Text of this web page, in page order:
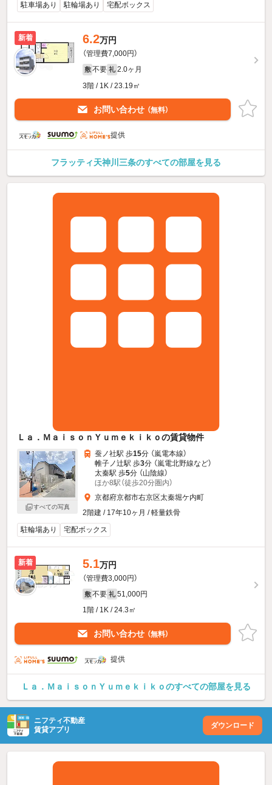
駐車場あり 駐輪場あり 宅配ボックス
新着 6.2万円
（管理費7,000円）
敷 不要 礼 2.0ヶ月
3階 / 1K / 23.19㎡
お問い合わせ （無料）
提供
フラッティ天神川三条のすべての部屋を見る
Ｌａ．ＭａｉｓｏｎＹｕｍｅｋｉｋｏの賃貸物件
すべての写真
蚕ノ社駅 歩15分 （嵐電本線）
帷子ノ辻駅 歩3分 （嵐電北野線など）
太秦駅 歩5分 （山陰線）
ほか8駅（徒歩20分圏内）
京都府京都市右京区太秦堀ケ内町
2階建 / 17年10ヶ月 / 軽量鉄骨
駐輪場あり
宅配ボックス
新着 5.1万円
（管理費3,000円）
敷 不要 礼 51,000円
1階 / 1K / 24.3㎡
お問い合わせ （無料）
提供
Ｌａ．ＭａｉｓｏｎＹｕｍｅｋｉｋｏのすべての部屋を見る
ニフティ不動産
賃貸アプリ
ダウンロード